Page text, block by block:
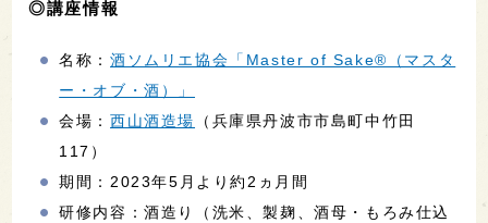
◎講座情報
名称：酒ソムリエ協会「Master of Sake®（マスタ
ー・オブ・酒）」
会場：西山酒造場
（兵庫県丹波市市島町中竹田
117）
期間：2023年5月より約2ヵ月間
研修内容：酒造り（洗米、製麹、酒母・もろみ仕込